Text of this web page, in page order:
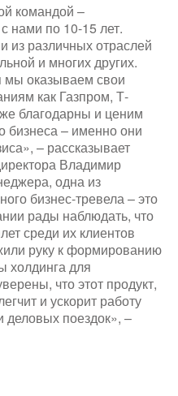
командой –
нами по 10-15 лет.
из различных отраслей
и многих других.
мы оказываем свои
как Газпром, Т-
благодарны и ценим
бизнеса – именно они
– рассказывает
Владимир
одна из
бизнес-тревела – это
рады наблюдать, что
среди их клиентов
руку к формированию
холдинга для
что этот продукт,
и ускорит работу
деловых поездок», –